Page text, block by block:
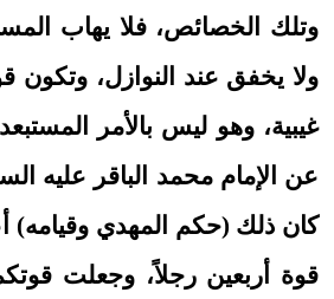
وتلك الخصائص، فلا يهاب
ولا يخفق عند النوازل، وتكون
غيبية، وهو ليس بالأمر
عن الإمام محمد الباقر عليه
كان ذلك (حكم المهدي
قوة أربعين رجلاً، وجعلت